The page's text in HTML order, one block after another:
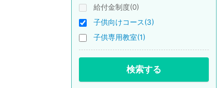
給付金制度(0)
子供向けコース(3)
子供専用教室(1)
検索する